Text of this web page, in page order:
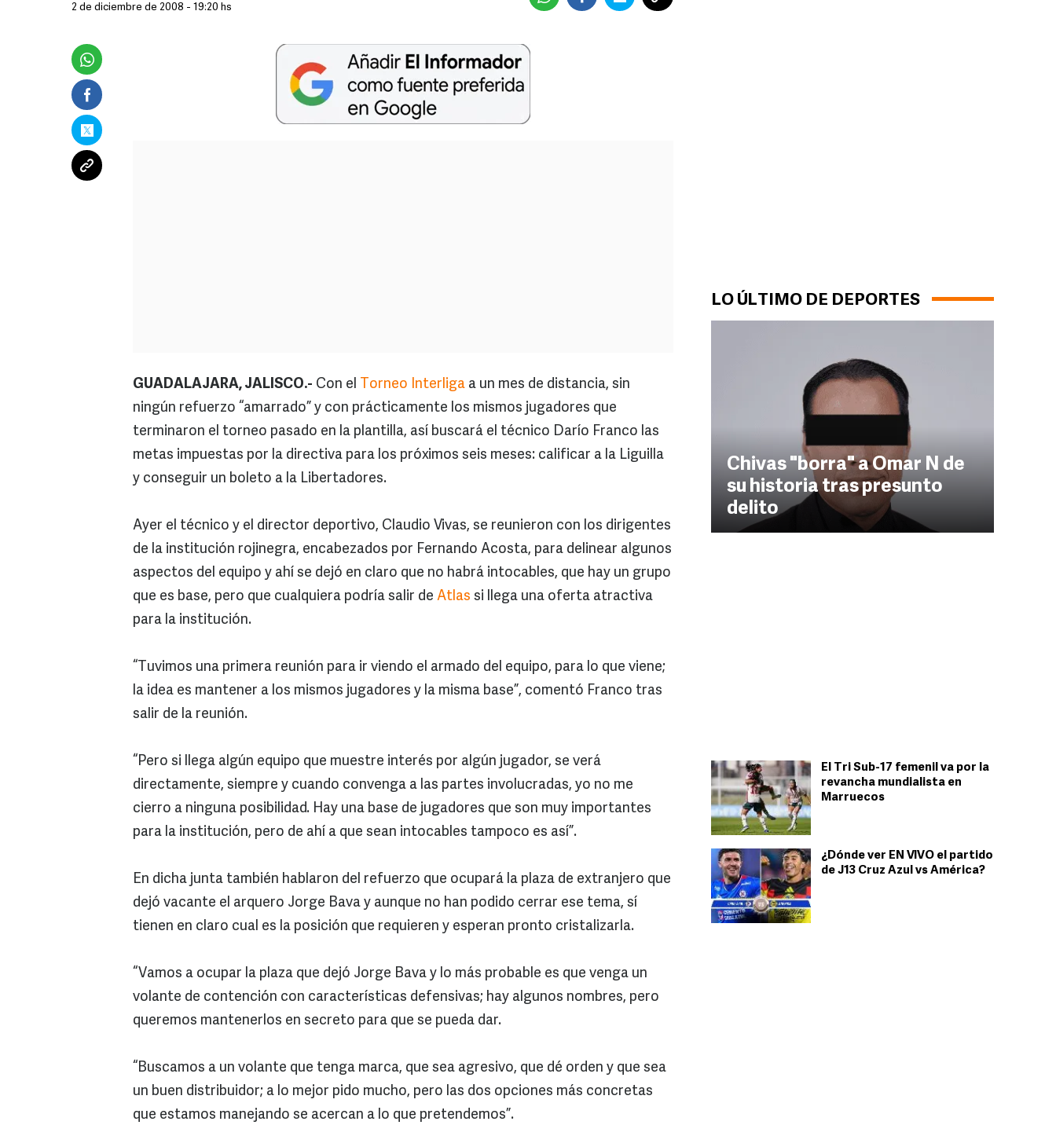
LO ÚLTIMO DE DEPORTES
Chivas "borra" a Omar N de
su historia tras presunto
delito
El Tri Sub-17 femenil va por la
revancha mundialista en
Marruecos
¿Dónde ver EN VIVO el partido
de J13 Cruz Azul vs América?
2 de diciembre de 2008 - 19:20 hs
GUADALAJARA, JALISCO.- Con el Torneo Interliga a un mes de distancia, sin
ningún refuerzo “amarrado” y con prácticamente los mismos jugadores que
terminaron el torneo pasado en la plantilla, así buscará el técnico Darío Franco las
metas impuestas por la directiva para los próximos seis meses: calificar a la Liguilla
y conseguir un boleto a la Libertadores.
Ayer el técnico y el director deportivo, Claudio Vivas, se reunieron con los dirigentes
de la institución rojinegra, encabezados por Fernando Acosta, para delinear algunos
aspectos del equipo y ahí se dejó en claro que no habrá intocables, que hay un grupo
que es base, pero que cualquiera podría salir de Atlas si llega una oferta atractiva
para la institución.
“Tuvimos una primera reunión para ir viendo el armado del equipo, para lo que viene;
la idea es mantener a los mismos jugadores y la misma base”, comentó Franco tras
salir de la reunión.
“Pero si llega algún equipo que muestre interés por algún jugador, se verá
directamente, siempre y cuando convenga a las partes involucradas, yo no me
cierro a ninguna posibilidad. Hay una base de jugadores que son muy importantes
para la institución, pero de ahí a que sean intocables tampoco es así”.
En dicha junta también hablaron del refuerzo que ocupará la plaza de extranjero que
dejó vacante el arquero Jorge Bava y aunque no han podido cerrar ese tema, sí
tienen en claro cual es la posición que requieren y esperan pronto cristalizarla.
“Vamos a ocupar la plaza que dejó Jorge Bava y lo más probable es que venga un
volante de contención con características defensivas; hay algunos nombres, pero
queremos mantenerlos en secreto para que se pueda dar.
“Buscamos a un volante que tenga marca, que sea agresivo, que dé orden y que sea
un buen distribuidor; a lo mejor pido mucho, pero las dos opciones más concretas
que estamos manejando se acercan a lo que pretendemos”.